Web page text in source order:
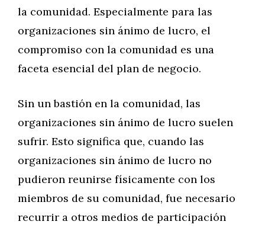
la comunidad. Especialmente para las
organizaciones sin ánimo de lucro, el
compromiso con la comunidad es una
faceta esencial del plan de negocio.
Sin un bastión en la comunidad, las
organizaciones sin ánimo de lucro suelen
sufrir. Esto significa que, cuando las
organizaciones sin ánimo de lucro no
pudieron reunirse físicamente con los
miembros de su comunidad, fue necesario
recurrir a otros medios de participación